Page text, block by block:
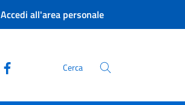
Accedi all'area personale
Cerca